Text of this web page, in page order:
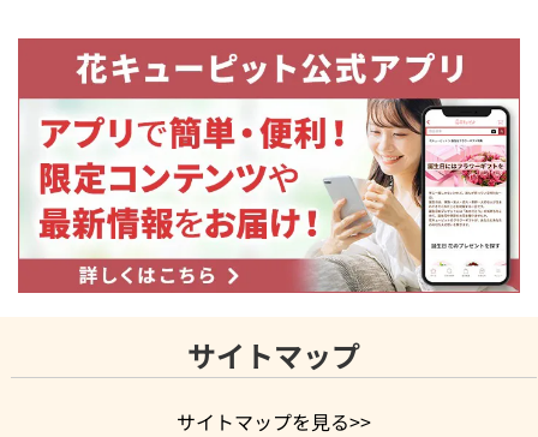
サイトマップ
サイトマップを見る>>